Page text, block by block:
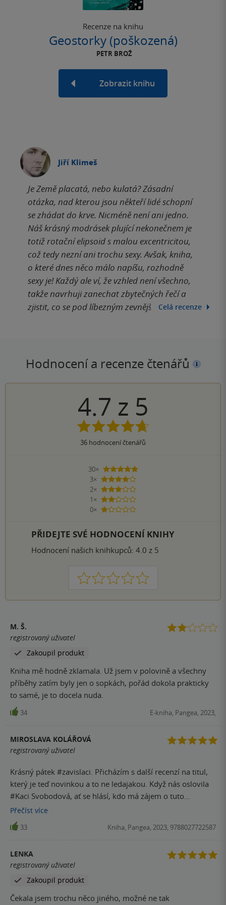
Recenze na knihu
Geostorky (poškozená)
PETR BROŽ
Zobrazit knihu
Jiří Klimeš
Je Země placatá, nebo kulatá? Zásadní
otázka, nad kterou jsou někteří lidé schopní
se zhádat do krve. Nicméně není ani jedno.
Náš krásný modrásek plující nekonečnem je
totiž rotační elipsoid s malou excentricitou,
což tedy nezní ani trochu sexy. Avšak, kniha,
o které dnes něco málo napíšu, rozhodně
sexy je! Každý ale ví, že vzhled není všechno,
takže navrhuji zanechat zbytečných řečí a
zjistit, co se pod líbezným zevnějškem ukrývá.
Celá recenze
Hodnocení a recenze čtenářů
4.7 z 5
36 hodnocení čtenářů
30×
5 hvězdiček
3×
4 hvězdičky
2×
3 hvězdičky
1×
2 hvězdičky
0×
1 hvezdička
PŘIDEJTE SVÉ HODNOCENÍ KNIHY
Hodnocení našich knihkupců: 4.0 z 5
1 2 3 4 5
M. Š.
registrovaný uživatel
Zakoupil produkt
Kniha mě hodně zklamala. Už jsem v polovině a všechny
příběhy zatím byly jen o sopkách, pořád dokola prakticky
to samé, je to docela nuda.
34 E-kniha, Pangea, 2023,
MIROSLAVA KOLÁŘOVÁ
registrovaný uživatel
Krásný pátek #zavislaci. Přicházím s další recenzí na titul,
který je teď novinkou a to ne ledajakou. Když nás oslovila
#Kaci Svobodová, ať se hlásí, kdo má zájem o tuto
#recenzni knihu neváhala jsem. Tolik chválený
VESMIRNICEK od #Petra BROŽE měl velký úspěch u
dětských čtenářů, ale i o dospělých, tak jsem si řekla, že i
napřed prolistovala. Krásné ilustrace zase od #Lucie
ŠKODOVE, které knize dodávají tu ještě lepší atmosféru, že
si živě dle obrázků představíte, jak to vypadalo. Prostě
paráda!! Zprvu jsem se trochu bála, jestli mne to vůbec
Přečíst více
33 Kniha, Pangea, 2023, 9788027722587
LENKA
registrovaný uživatel
Zakoupil produkt
Čekala jsem trochu něco jiného, možné ne tak